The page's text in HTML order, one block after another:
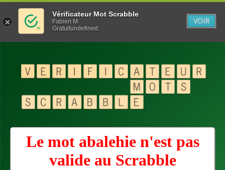
Le mot abalehie n'est pas
valide au Scrabble
Vérificateur Mot Scrabble
Fabien M
Gratuitundefined
VOIR